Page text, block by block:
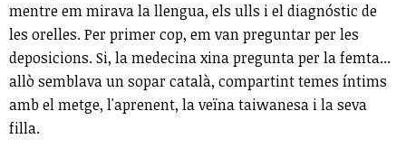
mentre em mirava la llengua, els ulls i el diagnóstic de
les orelles. Per primer cop, em van preguntar per les
deposicions. Si, la medecina xina pregunta per la femta...
allò semblava un sopar català, compartint temes íntims
amb el metge, l'aprenent, la veïna taiwanesa i la seva
filla.